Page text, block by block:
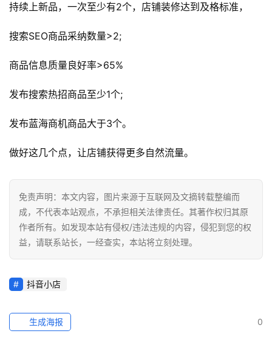
航
持续上新品，一次至少有2个，店铺装修达到及格标准，
搜索SEO商品采纳数量>2;
商品信息质量良好率>65%
发布搜索热招商品至少1个;
发布蓝海商机商品大于3个。
做好这几个点，让店铺获得更多自然流量。
免责声明：本文内容，图片来源于互联网及文摘转载整编而
成，不代表本站观点，不承担相关法律责任。其著作权归其原
作者所有。如发现本站有侵权/违法违规的内容，侵犯到您的权
益，请联系站长，一经查实，本站将立刻处理。
抖音小店
0
生成海报